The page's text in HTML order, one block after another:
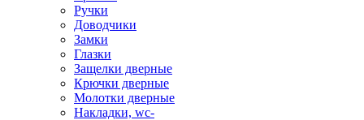
Ручки
Доводчики
Замки
Глазки
Защелки дверные
Крючки дверные
Молотки дверные
Накладки, wc-